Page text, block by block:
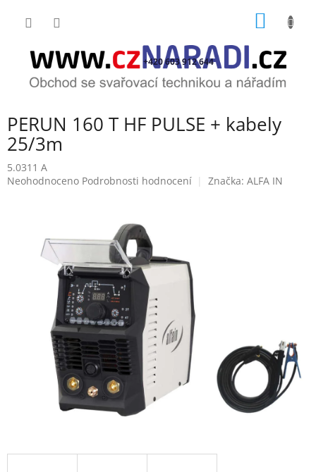
+420 603 912 644
PERUN 160 T HF PULSE + kabely
25/3m
5.0311 A
Průměrné
Neohodnoceno Podrobnosti hodnocení Značka: ALFA IN